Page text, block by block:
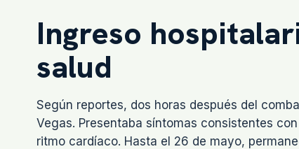
Ingreso
salud
Según reportes, dos horas después del
Vegas. Presentaba síntomas consistentes
ritmo cardíaco. Hasta el 26 de mayo,